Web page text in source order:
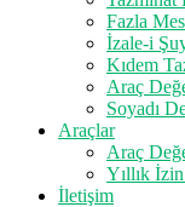
Fazla
İzale-i
Kıdem
Araç
Soyadı
Araçlar
Araç
Yıllık
İletişim